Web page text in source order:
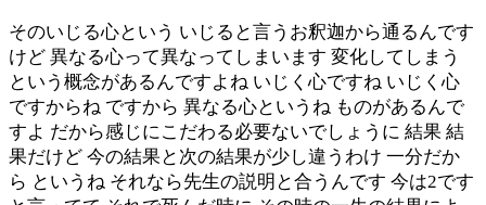
そのいじる心という いじると言うお釈迦から通るんです
けど 異なる心って異なってしまいます 変化してしまう
という概念があるんですよね いじく心ですね いじく心
ですからね ですから 異なる心というね ものがあるんで
すよ だから感じにこだわる必要ないでしょうに 結果 結
果だけど 今の結果と次の結果が少し違うわけ 一分だか
ら というね それなら先生の説明と合うんです 今は2です